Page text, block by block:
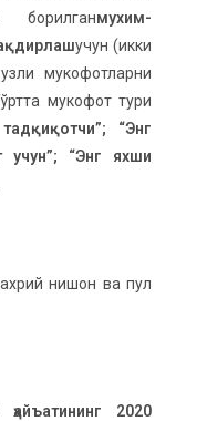
борилганмухим-
учун (икки
мукофотларни
мукофот тури
“Энг
учун”; “Энг яхши
нишон ва пул
2020